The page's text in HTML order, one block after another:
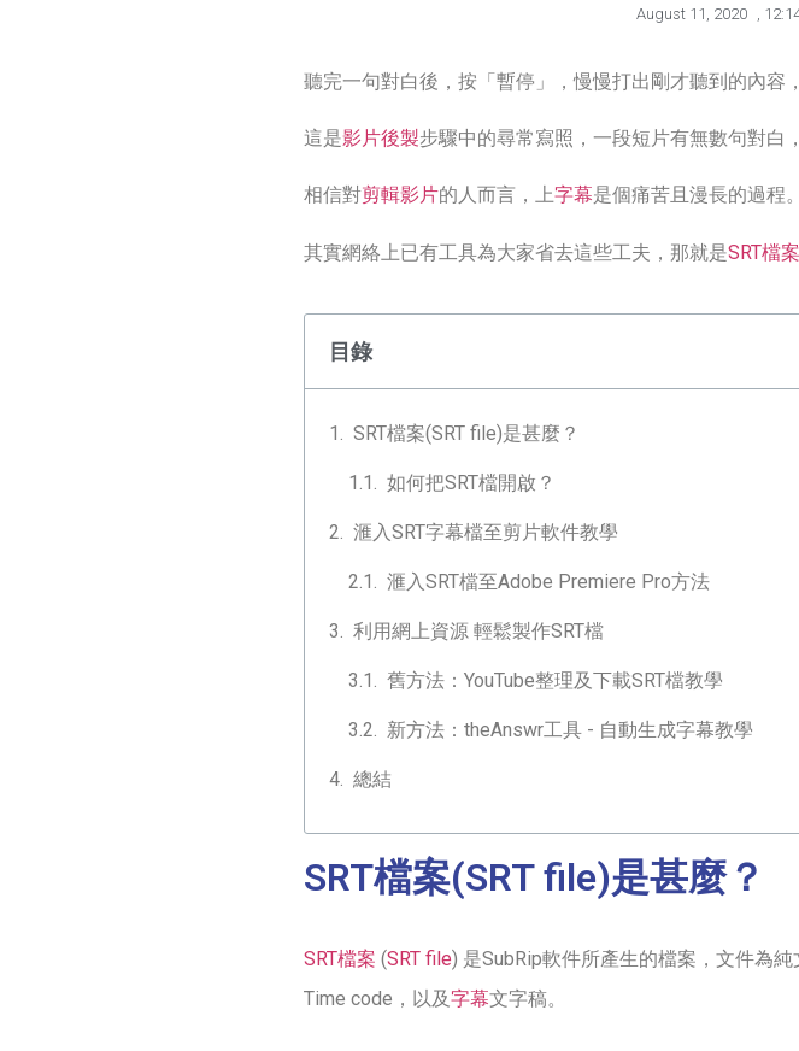
August 11, 2020
聽完一句對白後，按「暫停」，慢慢打出剛才聽到的內容
這是影片後製步驟中的尋常寫照，一段短片有無數句對白
相信對剪輯影片的人而言，上字幕是個痛苦且漫長的過程。
其實網絡上已有工具為大家省去這些工夫，那就是SRT檔案
目錄
SRT檔案(SRT file)是甚麼？
如何把SRT檔開啟？
滙入SRT字幕檔至剪片軟件教學
滙入SRT檔至Adobe Premiere Pro方法
利用網上資源 輕鬆製作SRT檔
舊方法：YouTube整理及下載SRT檔教學
新方法：theAnswr工具 - 自動生成字幕教學
總結
SRT檔案(SRT file)是甚麼？
SRT檔案 (SRT file) 是SubRip軟件所產生的檔案，文件為
Time code，以及字幕文字稿。